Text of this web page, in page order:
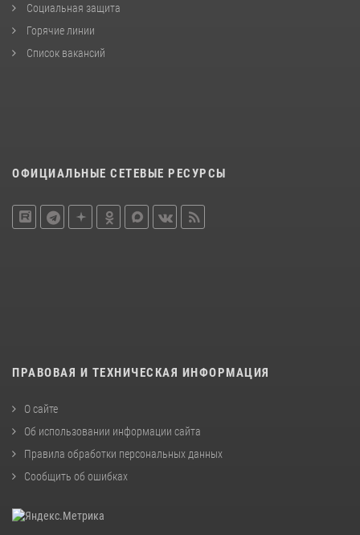
Социальная защита
Горячие линии
Список вакансий
ОФИЦИАЛЬНЫЕ СЕТЕВЫЕ РЕСУРСЫ
ПРАВОВАЯ И ТЕХНИЧЕСКАЯ ИНФОРМАЦИЯ
О сайте
Об использовании информации сайта
Правила обработки персональных данных
Сообщить об ошибках